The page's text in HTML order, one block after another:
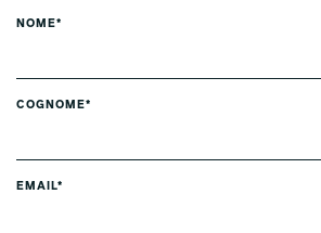
NOME*
COGNOME*
EMAIL*